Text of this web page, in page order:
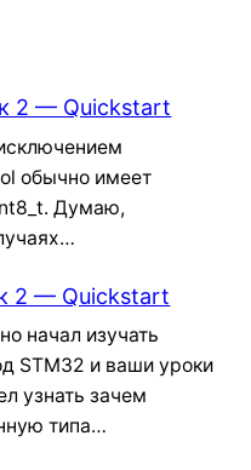
2 — Quickstart
обычно имеет
Думаю,
2 — Quickstart
начал изучать
STM32 и ваши уроки
узнать зачем
типа…